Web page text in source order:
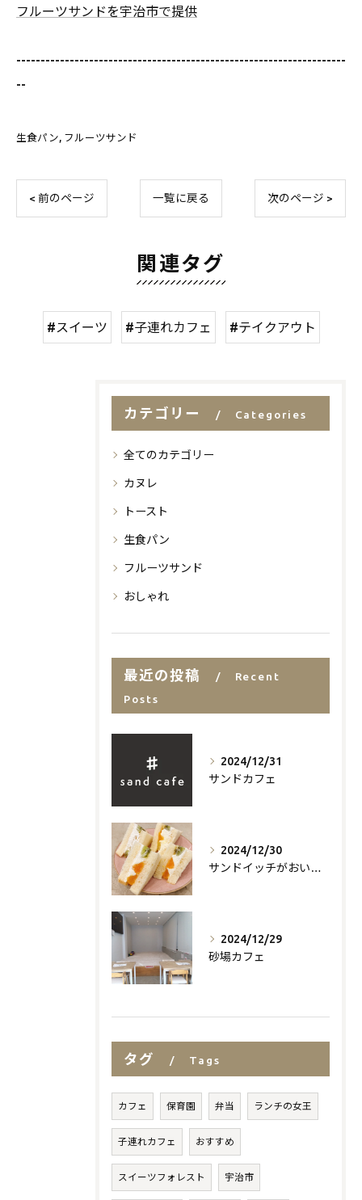
フルーツサンドを宇治市で提供
--------------------------------------------------------------------
--
生食パン フルーツサンド
< 前のページ 一覧に戻る 次のページ >
関連タグ
#スイーツ #子連れカフェ #テイクアウト
カテゴリー Categories
全てのカテゴリー
カヌレ
トースト
生食パン
フルーツサンド
おしゃれ
最近の投稿
Recent
Posts
2024/12/31
サンドカフェ
2024/12/30
サンドイッチがおいしいお店
2024/12/29
砂場カフェ
タグ Tags
カフェ 保育園 弁当 ランチの女王
子連れカフェ おすすめ
スイーツフォレスト 宇治市